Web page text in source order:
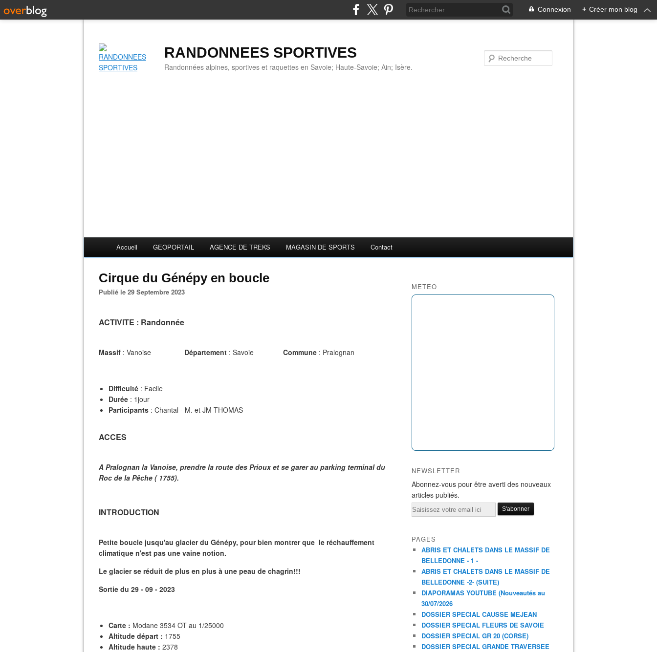
Connexion + Créer mon blog
RANDONNEES SPORTIVES
Randonnées alpines, sportives et raquettes en Savoie; Haute-Savoie; Ain; Isère.
Accueil GEOPORTAIL AGENCE DE TREKS MAGASIN DE SPORTS Contact
Cirque du Génépy en boucle
Publié le 29 Septembre 2023
ACTIVITE : Randonnée
Massif : Vanoise Département : Savoie Commune : Pralognan
Difficulté : Facile
Durée : 1jour
Participants : Chantal - M. et JM THOMAS
ACCES
A Pralognan la Vanoise, prendre la route des Prioux et se garer au parking terminal du
Roc de la Pêche ( 1755).
INTRODUCTION
Petite boucle jusqu'au glacier du Génépy, pour bien montrer que le réchauffement
climatique n'est pas une vaine notion.
Le glacier se réduit de plus en plus à une peau de chagrin!!!
Sortie du 29 - 09 - 2023
Carte : Modane 3534 OT au 1/25000
Altitude départ : 1755
Altitude haute : 2378
METEO
NEWSLETTER
Abonnez-vous pour être averti des nouveaux
articles publiés.
Email
PAGES
ABRIS ET CHALETS DANS LE MASSIF DE
BELLEDONNE - 1 -
ABRIS ET CHALETS DANS LE MASSIF DE
BELLEDONNE -2- (SUITE)
DIAPORAMAS YOUTUBE (Nouveautés au
30/07/2026
DOSSIER SPECIAL CAUSSE MEJEAN
DOSSIER SPECIAL FLEURS DE SAVOIE
DOSSIER SPECIAL GR 20 (CORSE)
DOSSIER SPECIAL GRANDE TRAVERSEE